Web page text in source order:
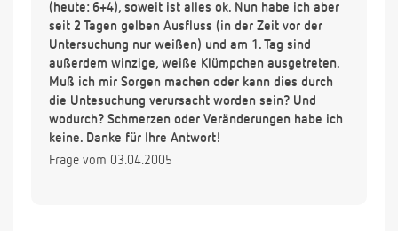
(heute: 6+4), soweit ist alles ok. Nun habe ich aber
seit 2 Tagen gelben Ausfluss (in der Zeit vor der
Untersuchung nur weißen) und am 1. Tag sind
außerdem winzige, weiße Klümpchen ausgetreten.
Muß ich mir Sorgen machen oder kann dies durch
die Untesuchung verursacht worden sein? Und
wodurch? Schmerzen oder Veränderungen habe ich
keine. Danke für Ihre Antwort!
Frage vom 03.04.2005